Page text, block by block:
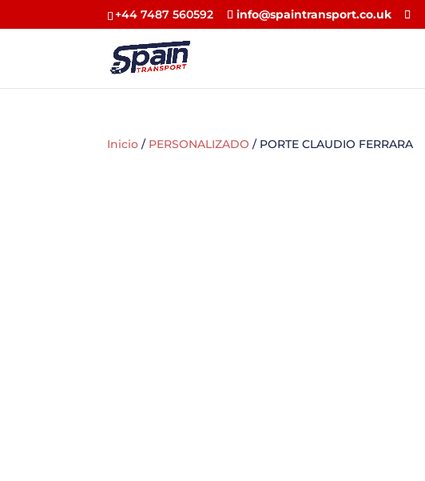
+44 7487 560592 info@spaintransport.co.uk
Inicio / PERSONALIZADO / PORTE CLAUDIO FERRARA